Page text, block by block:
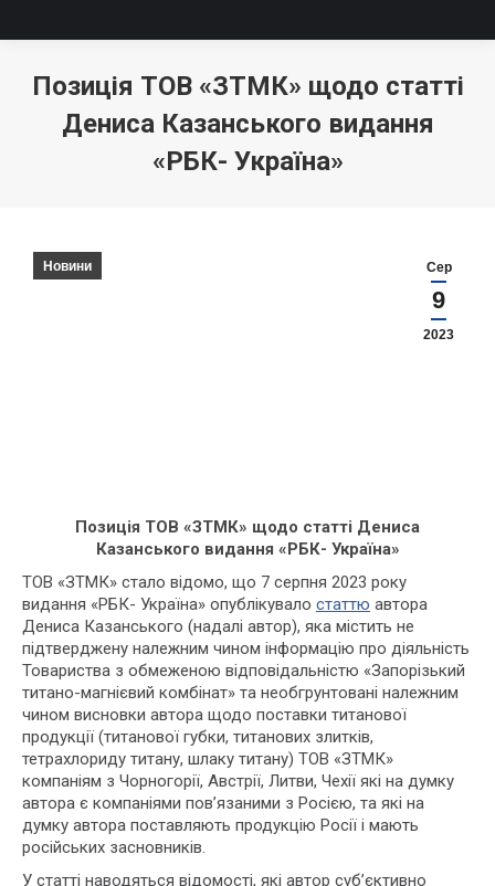
Позиція ТОВ «ЗТМК» щодо статті
Дениса Казанського видання
«РБК- Україна»
Сер
9
2023
Новини
Позиція ТОВ «ЗТМК» щодо статті Дениса
Казанського видання «РБК- Україна»
ТОВ «ЗТМК» стало відомо, що 7 серпня 2023 року
видання «РБК- Україна» опублікувало статтю автора
Дениса Казанського (надалі автор), яка містить не
підтверджену належним чином інформацію про діяльність
Товариства з обмеженою відповідальністю «Запорізький
титано-магнієвий комбінат» та необгрунтовані належним
чином висновки автора щодо поставки титанової
продукції (титанової губки, титанових злитків,
тетрахлориду титану, шлаку титану) ТОВ «ЗТМК»
компаніям з Чорногорії, Австрії, Литви, Чехії які на думку
автора є компаніями пов’язаними з Росією, та які на
думку автора поставляють продукцію Росії і мають
російських засновників.
У статті наводяться відомості, які автор суб’єктивно